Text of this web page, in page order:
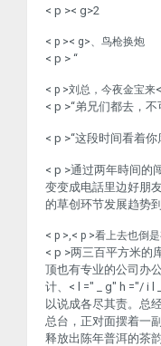
< p >< g>2
< p >< g>、鸟枪换炮
< p > “
< p >刘总，今夜金宝来
< p >“弟兄们都去，不
< p >“这段时间看着
< p >通过两年時间的
变变成电話里边好朋
的草创环节发展趋势
< p >,< p >看上去也倒
< p >两三百平方米的
顶也有专业的公司办
计、< l =" _ g" h ="/ i l
以说成各尽其责。总
总台，正对面摆着一
释放出陈年普洱的茶韵